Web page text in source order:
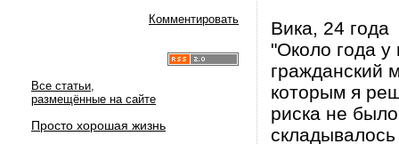
Комментировать
Все статьи,
размещённые на сайте
Просто хорошая жизнь
Вика, 24 года
"Около года
гражданский
которым я
риска не